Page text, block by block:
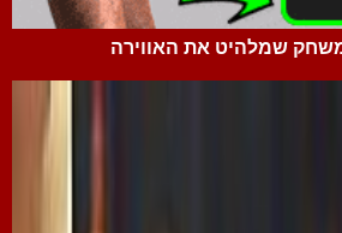
שמלהיט את האווירה